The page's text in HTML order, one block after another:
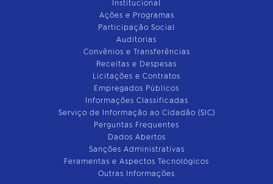
Institucional
Ações e Programas
Participação Social
Auditorias
Convênios e Transferências
Receitas e Despesas
Licitações e Contratos
Empregados Públicos
Informações Classificadas
Serviço de Informação ao Cidadão (SIC)
Perguntas Frequentes
Dados Abertos
Sanções Administrativas
Feramentas e Aspectos Tecnológicos
Outras Informações